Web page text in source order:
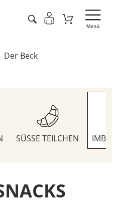
Der Beck
SÜSSE TEILCHEN